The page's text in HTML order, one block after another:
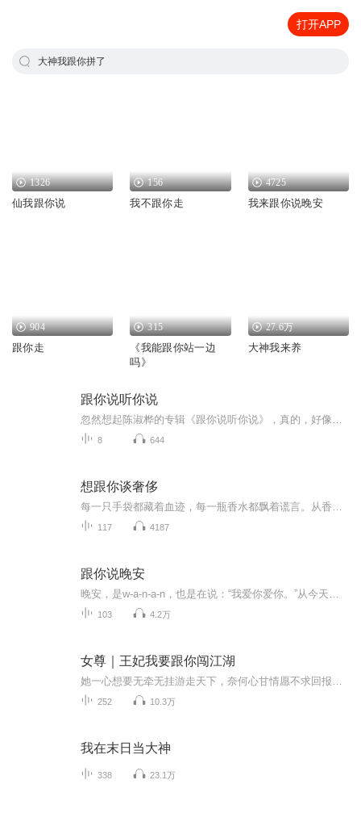
打开APP
大神我跟你拼了
1326
仙我跟你说
156
我不跟你走
4725
我来跟你说晚安
904
跟你走
315
《我能跟你站一边
吗》
27.6万
大神我来养
跟你说听你说
8 644
想跟你谈奢侈
117 4187
跟你说晚安
103 4.2万
女尊｜王妃我要跟你闯江湖
252 10.3万
我在末日当大神
338 23.1万